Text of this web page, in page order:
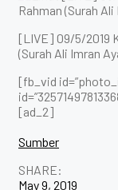
[LIVE] 09/5/2019
(Surah Ali Imran
[fb_vid
[ad_2]
Sumber
SHARE:
May 9, 2019